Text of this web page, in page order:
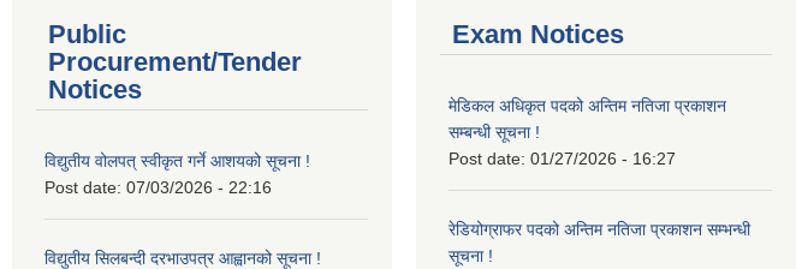
Public
Procurement/Tender
Notices
विद्युतीय वोलपत् स्वीकृत गर्ने आशयको सूचना !
Post date: 07/03/2026 - 22:16
विद्युतीय सिलबन्दी दरभाउपत्र आह्वानको सूचना !
Exam Notices
मेडिकल अधिकृत पदको अन्तिम नतिजा प्रकाशन
सम्बन्धी सूचना !
Post date: 01/27/2026 - 16:27
रेडियोग्राफर पदको अन्तिम नतिजा प्रकाशन सम्भन्धी
सूचना !